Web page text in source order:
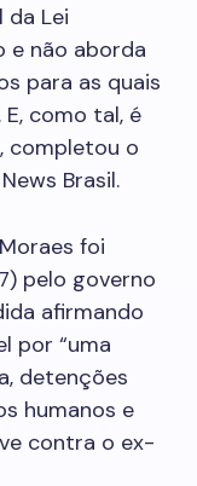
da Lei
e não aborda
para as quais
como tal, é
completou o
Brasil.
foi
pelo governo
afirmando
por “uma
detenções
humanos e
contra o ex-